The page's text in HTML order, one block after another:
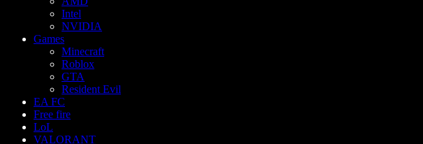
Intel
NVIDIA
Games
Minecraft
Roblox
GTA
Resident Evil
EA FC
Free fire
LoL
VALORANT